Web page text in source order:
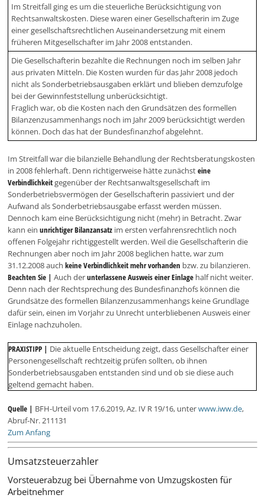
Im Streitfall ging es um die steuerliche Berücksichtigung von
Rechtsanwaltskosten. Diese waren einer Gesellschafterin im Zuge
einer gesellschaftsrechtlichen Auseinandersetzung mit einem
früheren Mitgesellschafter im Jahr 2008 entstanden.
Die Gesellschafterin bezahlte die Rechnungen noch im selben Jahr
aus privaten Mitteln. Die Kosten wurden für das Jahr 2008 jedoch
nicht als Sonderbetriebsausgaben erklärt und blieben demzufolge
bei der Gewinnfeststellung unberücksichtigt.
Fraglich war, ob die Kosten nach den Grundsätzen des formellen
Bilanzenzusammenhangs noch im Jahr 2009 berücksichtigt werden
können. Doch das hat der Bundesfinanzhof abgelehnt.
Im Streitfall war die bilanzielle Behandlung der Rechtsberatungskosten
in 2008 fehlerhaft. Denn richtigerweise hätte zunächsteine
Verbindlichkeitgegenüber der Rechtsanwaltsgesellschaft im
Sonderbetriebsvermögen der Gesellschafterin passiviert und der
Aufwand als Sonderbetriebsausgabe erfasst werden müssen.
Dennoch kam eine Berücksichtigung nicht (mehr) in Betracht. Zwar
kann einunrichtiger Bilanzansatz im ersten verfahrensrechtlich noch
offenen Folgejahr richtiggestellt werden. Weil die Gesellschafterin die
Rechnungen aber noch im Jahr 2008 beglichen hatte, war zum
31.12.2008 auchkeine Verbindlichkeit mehr vorhanden bzw. zu bilanzieren.
Beachten Sie | Auch derunterlassene Ausweis einer Einlage half nicht weiter.
Denn nach der Rechtsprechung des Bundesfinanzhofs können die
Grundsätze des formellen Bilanzenzusammenhangs keine Grundlage
dafür sein, einen im Vorjahr zu Unrecht unterbliebenen Ausweis einer
Einlage nachzuholen.
PRAXISTIPP | Die aktuelle Entscheidung zeigt, dass Gesellschafter einer
Personengesellschaft rechtzeitig prüfen sollten, ob ihnen
Sonderbetriebsausgaben entstanden sind und ob sie diese auch
geltend gemacht haben.
Quelle | BFH-Urteil vom 17.6.2019, Az. IV R 19/16, unterwww.iww.de,
Abruf-Nr. 211131
Zum Anfang
Umsatzsteuerzahler
Vorsteuerabzug bei Übernahme von Umzugskosten für
Arbeitnehmer